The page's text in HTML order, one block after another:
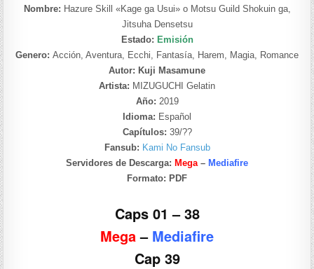
Nombre: Hazure Skill «Kage ga Usui» o Motsu Guild Shokuin ga,
Jitsuha Densetsu
Estado: Emisión
Genero: Acción, Aventura, Ecchi, Fantasía, Harem, Magia, Romance
Autor: Kuji Masamune
Artista: MIZUGUCHI Gelatin
Año: 2019
Idioma: Español
Capítulos: 39/??
Fansub: Kami No Fansub
Servidores de Descarga: Mega– Mediafire
Formato: PDF
Caps 01 – 38
Mega– Mediafire
Cap 39